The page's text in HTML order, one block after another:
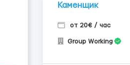
Каменщик
от 20€ / час
Group Working